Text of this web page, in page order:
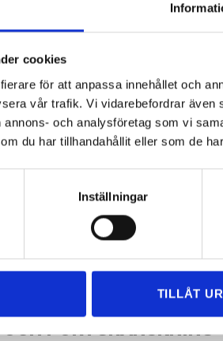
cookies
för att anpassa innehållet och
vår trafik. Vi vidarebefordrar även
och analysföretag som vi
du har tillhandahållit eller som de
Inställningar
TILLÅT
och portgranskning
och trådlös nätverksdesign
& C19 till C20 strömkablar
kabelvävstolar
och moderniseringar
och återvinning av redundanta kablar
om våra kabeldragnings- och
PORTGRANSKNING